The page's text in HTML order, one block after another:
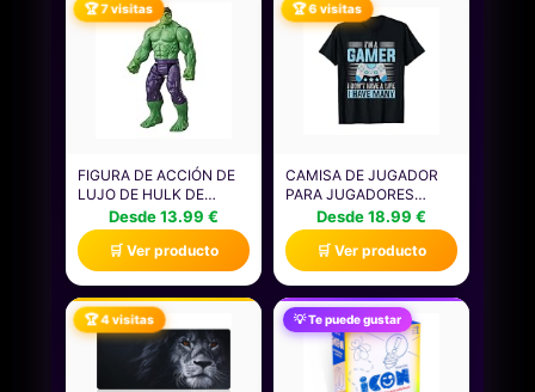
🏆 7 visitas
FIGURA DE ACCIÓN DE
LUJO DE HULK DE
MARVEL AVENGERS
TITAN HERO SERIES
BLAST GEAR, JUGUETE
DE SUPERHÉROE PARA
EL JUEGO DE ROL DE 30
CM, NIÑOS DE 4 AÑOS O
MÁS
Desde 13.99 €
🛒 Ver producto
🏆 6 visitas
CAMISA DE JUGADOR
PARA JUGADORES
NIÑOS HOMBRES
VIDEOJUEGOS JUEGOS
CAMISETA
Desde 18.99 €
🛒 Ver producto
🏆 4 visitas 💡 Te puede gustar